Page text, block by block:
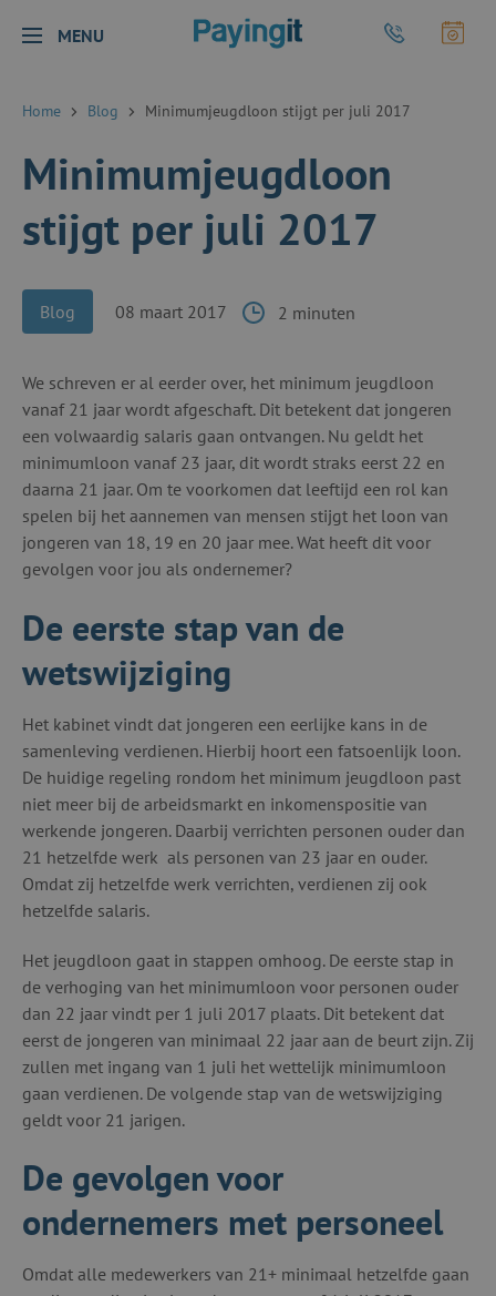
MENU Logo Payingit Bel Payingit
Home Blog Minimumjeugdloon stijgt per juli 2017
Minimumjeugdloon
stijgt per juli 2017
Blog 08 maart 2017 2 minuten
We schreven er al eerder over, het minimum jeugdloon
vanaf 21 jaar wordt afgeschaft. Dit betekent dat jongeren
een volwaardig salaris gaan ontvangen. Nu geldt het
minimumloon vanaf 23 jaar, dit wordt straks eerst 22 en
daarna 21 jaar. Om te voorkomen dat leeftijd een rol kan
spelen bij het aannemen van mensen stijgt het loon van
jongeren van 18, 19 en 20 jaar mee. Wat heeft dit voor
gevolgen voor jou als ondernemer?
De eerste stap van de
wetswijziging
Het kabinet vindt dat jongeren een eerlijke kans in de
samenleving verdienen. Hierbij hoort een fatsoenlijk loon.
De huidige regeling rondom het minimum jeugdloon past
niet meer bij de arbeidsmarkt en inkomenspositie van
werkende jongeren. Daarbij verrichten personen ouder dan
21 hetzelfde werk als personen van 23 jaar en ouder.
Omdat zij hetzelfde werk verrichten, verdienen zij ook
hetzelfde salaris.
Het jeugdloon gaat in stappen omhoog. De eerste stap in
de verhoging van het minimumloon voor personen ouder
dan 22 jaar vindt per 1 juli 2017 plaats. Dit betekent dat
eerst de jongeren van minimaal 22 jaar aan de beurt zijn. Zij
zullen met ingang van 1 juli het wettelijk minimumloon
gaan verdienen. De volgende stap van de wetswijziging
geldt voor 21 jarigen.
De gevolgen voor
ondernemers met personeel
Omdat alle medewerkers van 21+ minimaal hetzelfde gaan